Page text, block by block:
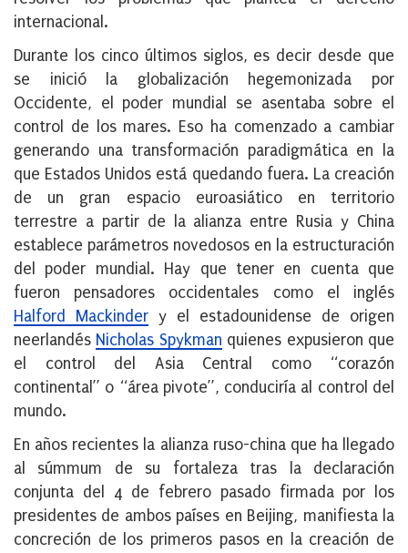
internacional.
Durante los cinco últimos siglos, es decir desde que
se inició la globalización hegemonizada por
Occidente, el poder mundial se asentaba sobre el
control de los mares. Eso ha comenzado a cambiar
generando una transformación paradigmática en la
que Estados Unidos está quedando fuera. La creación
de un gran espacio euroasiático en territorio
terrestre a partir de la alianza entre Rusia y China
establece parámetros novedosos en la estructuración
del poder mundial. Hay que tener en cuenta que
fueron pensadores occidentales como el inglés
Halford Mackinder y el estadounidense de origen
neerlandés Nicholas Spykman quienes expusieron que
el control del Asia Central como “corazón
continental” o “área pivote”, conduciría al control del
mundo.
En años recientes la alianza ruso-china que ha llegado
al súmmum de su fortaleza tras la declaración
conjunta del 4 de febrero pasado firmada por los
presidentes de ambos países en Beijing, manifiesta la
concreción de los primeros pasos en la creación de